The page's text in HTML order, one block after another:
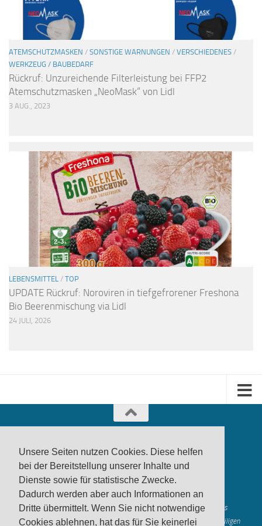
Unsere Seiten nutzen Cookies. Diese helfen
bei der Bereitstellung unserer Inhalte und
Dienste sowie für statistische Zwecke.
Dadurch werden aber auch Informationen an
Dritte übermittelt. Wenn Sie nicht notwendige
Cookies ablehnen, hat das für Sie keinerlei
ATEMSCHUTZMASKEN / SONSTIGE WARNUNGEN / VERSCHIEDENES /
WERKZEUG / BAUBEDARF
Rückruf: Unzureichende Filterleistung bei FFP2
Atemschutzmasken „NeoMask“ von Lidl
3 AUG., 2023
LEBENSMITTEL / TOP
UPDATE Rückruf: Noroviren in tiefgefrorener Freshona
Bio Beerenmischung via Lidl
24 JULI, 2026
produktwarnung.eu - 2007-2026
Made in Gerstetten |Medienzentrum Gerstetten
Alle genannten Marken, Warenzeichen und Logos innerhalb dieses
Medienangebotes sind durch die Marken- und Urheberechte der jeweiligen